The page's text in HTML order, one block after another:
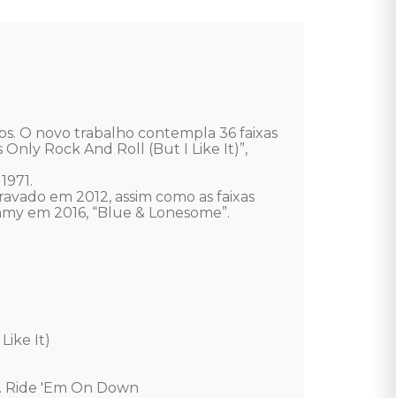
O novo trabalho contempla 36 faixas
Only Rock And Roll (But I Like It)”,
em 2012, assim como as faixas
em 2016, “Blue & Lonesome”.
It)
Ride 'Em On Down